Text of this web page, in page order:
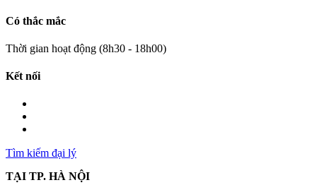
Có thắc mắc
Thời gian hoạt động (8h30 - 18h00)
Kết nối
Tìm kiếm đại lý
TẠI TP. HÀ NỘI